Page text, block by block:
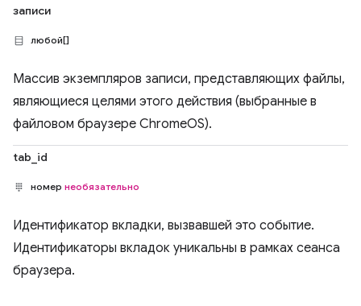
записи
любой[]
Массив экземпляров записи, представляющих файлы,
являющиеся целями этого действия (выбранные в
файловом браузере ChromeOS).
tab_id
номер необязательно
Идентификатор вкладки, вызвавшей это событие.
Идентификаторы вкладок уникальны в рамках сеанса
браузера.